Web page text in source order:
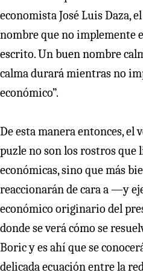
economista José Luis Daza,
nombre que no implemente
escrito. Un buen nombre
calma durará mientras no
económico”.
De esta manera entonces, el
puzle no son los rostros que
económicas, sino que más
reaccionarán de cara a —y
económico originario del
donde se verá cómo se
Boric y es ahí que se
delicada ecuación entre la